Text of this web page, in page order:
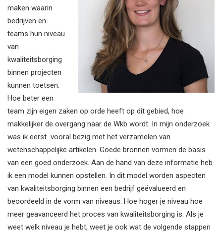
maken waarin
bedrijven en
teams hun niveau
van
kwaliteitsborging
binnen projecten
kunnen toetsen.
Hoe beter een
team zijn eigen zaken op orde heeft op dit gebied, hoe
makkelijker de overgang naar de Wkb wordt. In mijn onderzoek
was ik eerst vooral bezig met het verzamelen van
wetenschappelijke artikelen. Goede bronnen vormen de basis
van een goed onderzoek. Aan de hand van deze informatie heb
ik een model kunnen opstellen. In dit model worden aspecten
van kwaliteitsborging binnen een bedrijf geëvalueerd en
beoordeeld in de vorm van niveaus. Hoe hoger je niveau hoe
meer geavanceerd het proces van kwaliteitsborging is. Als je
weet welk niveau je hebt, weet je ook wat de volgende stappen